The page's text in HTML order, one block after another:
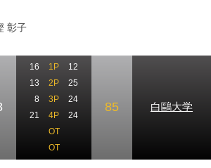
彰子
16 1P
12
13
2P
25
8
3P
24
21
4P
24
OT
OT
85 白鷗大学